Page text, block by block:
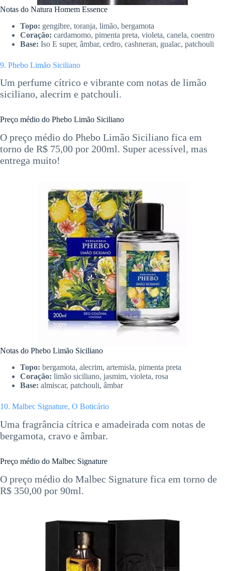
Notas do Natura Homem Essence
Topo: gengibre, toranja, limão, bergamota
Coração: cardamomo, pimenta preta, violeta, canela, coentro
Base: Iso E super, âmbar, cedro, cashneran, gualac, patchouli
9. Phebo Limão Siciliano
Um perfume cítrico e vibrante com notas de limão
siciliano, alecrim e patchouli.
Preço médio do Phebo Limão Siciliano
O preço médio do Phebo Limão Siciliano fica em
torno de R$ 75,00 por 200ml. Super acessível, mas
entrega muito!
Notas do Phebo Limão Siciliano
Topo: bergamota, alecrim, artemisla, pimenta preta
Coração: limão siciliano, jasmim, violeta, rosa
Base: almiscar, patchouli, âmbar
10. Malbec Signature, O Boticário
Uma fragrância cítrica e amadeirada com notas de
bergamota, cravo e âmbar.
Preço médio do Malbec Signature
O preço médio do Malbec Signature fica em torno de
R$ 350,00 por 90ml.